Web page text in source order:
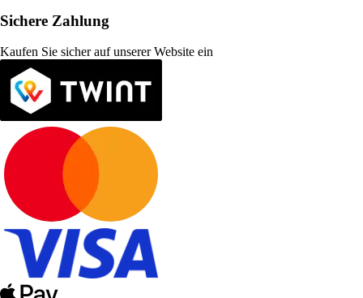
Sichere Zahlung
Kaufen Sie sicher auf unserer Website ein